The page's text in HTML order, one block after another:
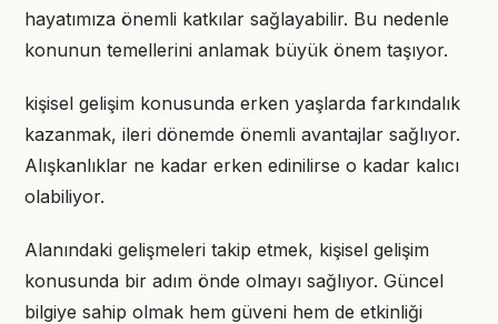
hayatımıza önemli katkılar sağlayabilir. Bu nedenle
konunun temellerini anlamak büyük önem taşıyor.
kişisel gelişim konusunda erken yaşlarda farkındalık
kazanmak, ileri dönemde önemli avantajlar sağlıyor.
Alışkanlıklar ne kadar erken edinilirse o kadar kalıcı
olabiliyor.
Alanındaki gelişmeleri takip etmek, kişisel gelişim
konusunda bir adım önde olmayı sağlıyor. Güncel
bilgiye sahip olmak hem güveni hem de etkinliği